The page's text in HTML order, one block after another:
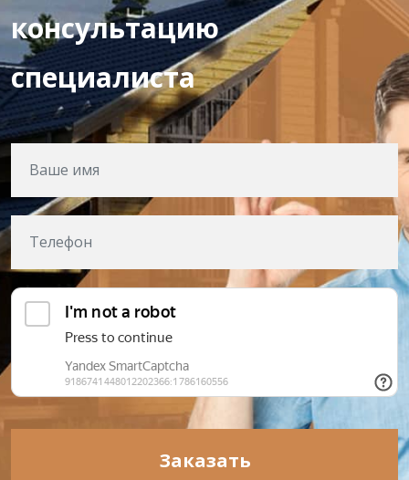
консультацию
специалиста
Заказать